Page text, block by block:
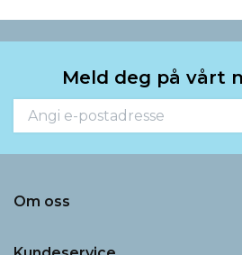
Meld deg på vårt
Om oss